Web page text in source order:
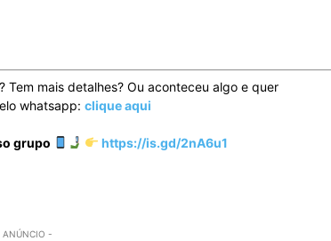
Tem mais detalhes? Ou aconteceu algo e quer
whatsapp: clique aqui
grupo https://is.gd/2nA6u1
ANÚNCIO -